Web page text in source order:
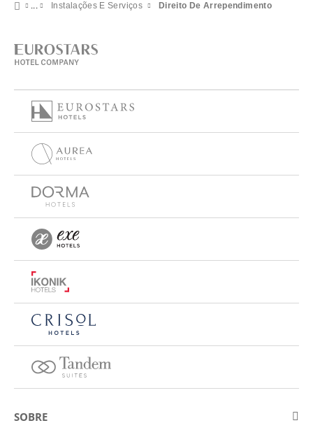
Instalações E Serviços Direito De Arrependimento
SOBRE